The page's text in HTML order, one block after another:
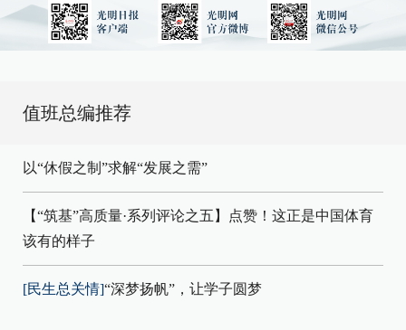
值班总编推荐
以“休假之制”求解“发展之需”
【“筑基”高质量·系列评论之五】点赞！这正是中国体育
该有的样子
[民生总关情]“深梦扬帆”，让学子圆梦